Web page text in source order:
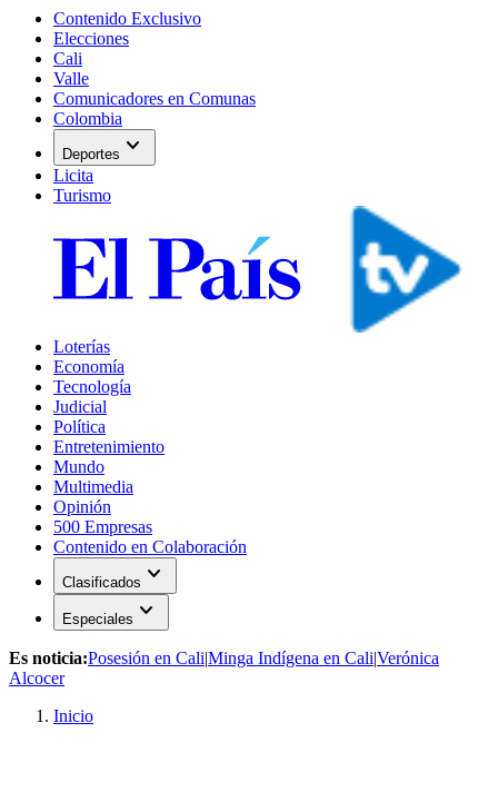
Contenido Exclusivo
Elecciones
Cali
Valle
Comunicadores en Comunas
Colombia
Deportes expand_more
Licita
Turismo
Loterías
Economía
Tecnología
Judicial
Política
Entretenimiento
Mundo
Multimedia
Opinión
500 Empresas
Contenido en Colaboración
Clasificados expand_more
Especiales expand_more
Es noticia:Posesión en Cali|Minga Indígena en Cali|Verónica
Alcocer
Inicio